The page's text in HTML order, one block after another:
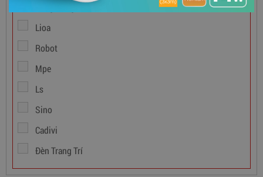
Dây Cáp Điện 1 Ruột Cadivi CV 1,5
346,000đ
Rạng Đông
Lioa
Robot
Mpe
Ls
Sino
Cadivi
Đèn Trang Trí